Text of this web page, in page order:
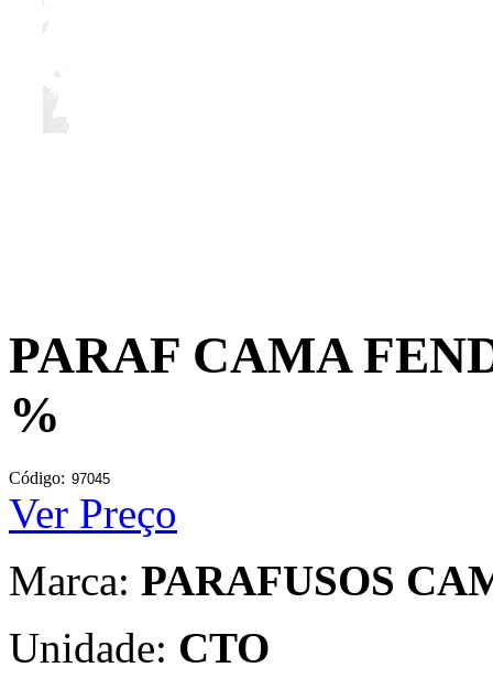
PARAF CAMA
%
Código:
Ver Preço
Marca: PARAFUSOS
Unidade: CTO